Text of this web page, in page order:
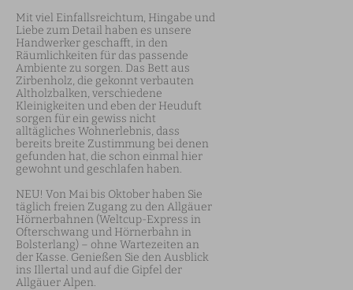
Mit viel Einfallsreichtum, Hingabe und
Liebe zum Detail haben es unsere
Handwerker geschafft, in den
Räumlichkeiten für das passende
Ambiente zu sorgen. Das Bett aus
Zirbenholz, die gekonnt verbauten
Altholzbalken, verschiedene
Kleinigkeiten und eben der Heuduft
sorgen für ein gewiss nicht
alltägliches Wohnerlebnis, dass
bereits breite Zustimmung bei denen
gefunden hat, die schon einmal hier
gewohnt und geschlafen haben.
NEU! Von Mai bis Oktober haben Sie
täglich freien Zugang zu den Allgäuer
Hörnerbahnen (Weltcup-Express in
Ofterschwang und Hörnerbahn in
Bolsterlang) – ohne Wartezeiten an
der Kasse. Genießen Sie den Ausblick
ins Illertal und auf die Gipfel der
Allgäuer Alpen.